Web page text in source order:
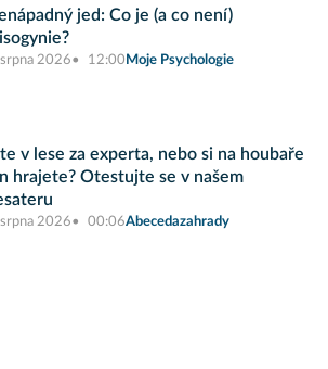
jed: Co je (a co není)
2026 12:00 Moje Psychologie
v lese za experta, nebo si na houbaře
hrajete? Otestujte se v našem
2026 00:06Abecedazahrady